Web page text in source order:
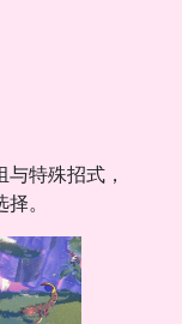
特殊招式，
。